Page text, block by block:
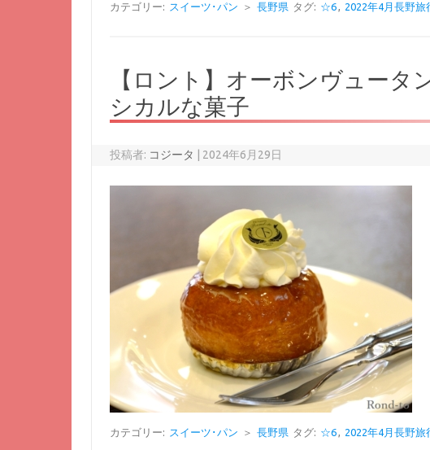
カテゴリー: スイーツ･パン ＞ 長野県 タグ: ☆6, 2022年4月長野旅
【ロント】オーボンヴュータ
シカルな菓子
投稿者: コジータ 2024年6月29日
カテゴリー: スイーツ･パン ＞ 長野県 タグ: ☆6, 2022年4月長野旅